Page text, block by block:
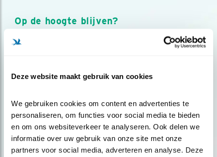
Deze website maakt gebruik van cookies
We gebruiken cookies om content en advertenties te
personaliseren, om functies voor social media te bieden
en om ons websiteverkeer te analyseren. Ook delen we
informatie over uw gebruik van onze site met onze
partners voor social media, adverteren en analyse. Deze
Op de hoogte blijven?
Meld je aan en ontvang nieuws, inspiratie, acties en tips
over vogels en activiteiten van Vogelbescherming.